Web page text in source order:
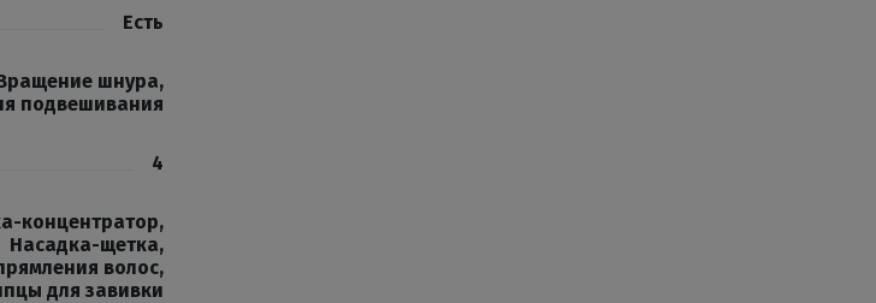
Есть
шнура,
подвешивания
4
концентратор,
Насадка-щетка,
волос,
для завивки